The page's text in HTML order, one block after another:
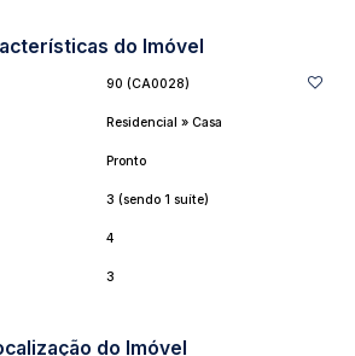
uma visita e venha conhecer
GANHAM UM LAR SEGURO
do Imóvel
90 (CA0028)
Residencial » Casa
Pronto
3 (sendo 1 suíte)
4
3
do Imóvel